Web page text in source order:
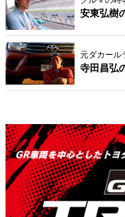
安東弘樹
元ダカール
寺田昌弘